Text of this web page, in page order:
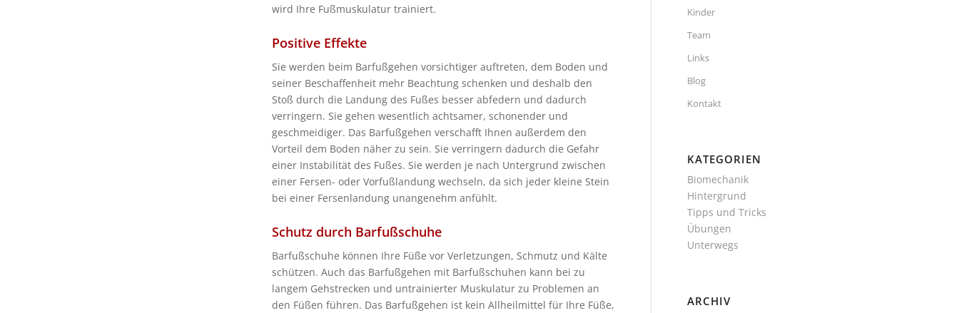
wird Ihre Fußmuskulatur trainiert.
Positive Effekte
Sie werden beim Barfußgehen vorsichtiger auftreten, dem Boden und
seiner Beschaffenheit mehr Beachtung schenken und deshalb den
Stoß durch die Landung des Fußes besser abfedern und dadurch
verringern. Sie gehen wesentlich achtsamer, schonender und
geschmeidiger. Das Barfußgehen verschafft Ihnen außerdem den
Vorteil dem Boden näher zu sein. Sie verringern dadurch die Gefahr
einer Instabilität des Fußes. Sie werden je nach Untergrund zwischen
einer Fersen- oder Vorfußlandung wechseln, da sich jeder kleine Stein
bei einer Fersenlandung unangenehm anfühlt.
Schutz durch Barfußschuhe
Barfußschuhe können Ihre Füße vor Verletzungen, Schmutz und Kälte
schützen. Auch das Barfußgehen mit Barfußschuhen kann bei zu
langem Gehstrecken und untrainierter Muskulatur zu Problemen an
den Füßen führen. Das Barfußgehen ist kein Allheilmittel für Ihre Füße,
Kinder
Team
Links
Blog
Kontakt
KATEGORIEN
Biomechanik
Hintergrund
Tipps und Tricks
Übungen
Unterwegs
ARCHIV